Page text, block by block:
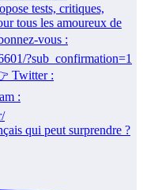
qui peut surprendre ?